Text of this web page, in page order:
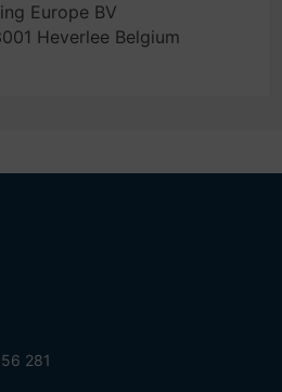
Europe BV
Heverlee Belgium
281